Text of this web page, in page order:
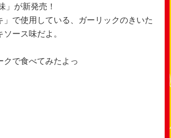
」が新発売！
」で使用している、ガーリックのきいた
ース味だよ。
で食べてみたよっ